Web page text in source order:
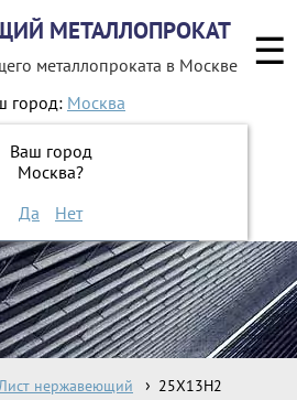
МЕТАЛЛОПРОКАТ
металлопроката в Москве
город: Москва
Ваш город
Москва?
Да
Нет
551-16-44
ОБРАТНЫЙ ЗВОНОК
нержавеющий 25Х13Н2
☰